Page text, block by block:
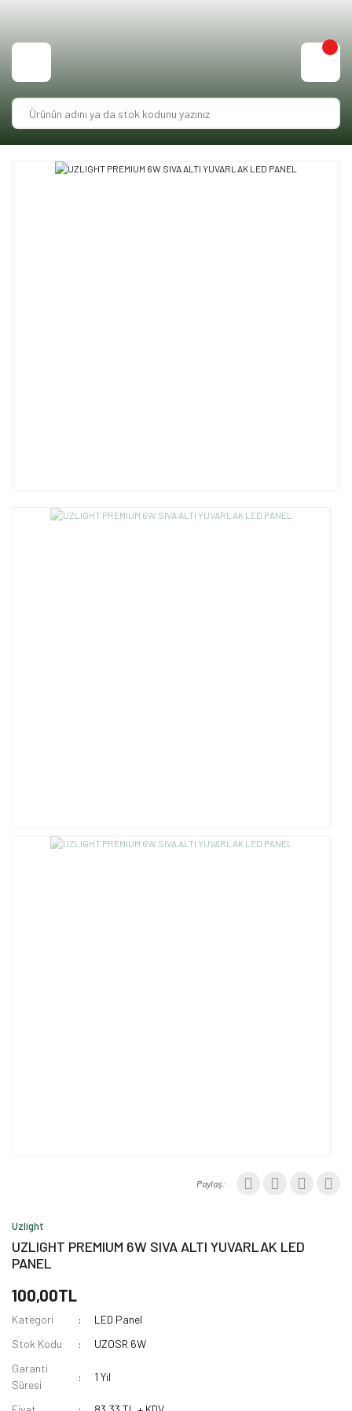
Paylaş:
Uzlight
UZLIGHT PREMIUM 6W SIVA ALTI YUVARLAK LED
PANEL
100,00TL
Kategori
LED Panel
Stok Kodu
UZOSR 6W
Garanti
Süresi
1 Yıl